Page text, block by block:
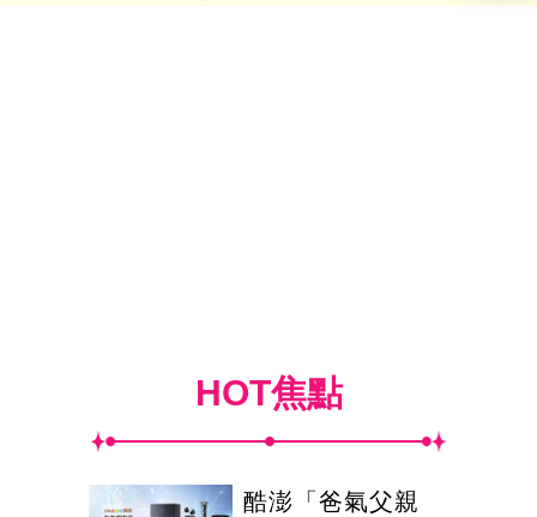
HOT焦點
酷澎「爸氣父親